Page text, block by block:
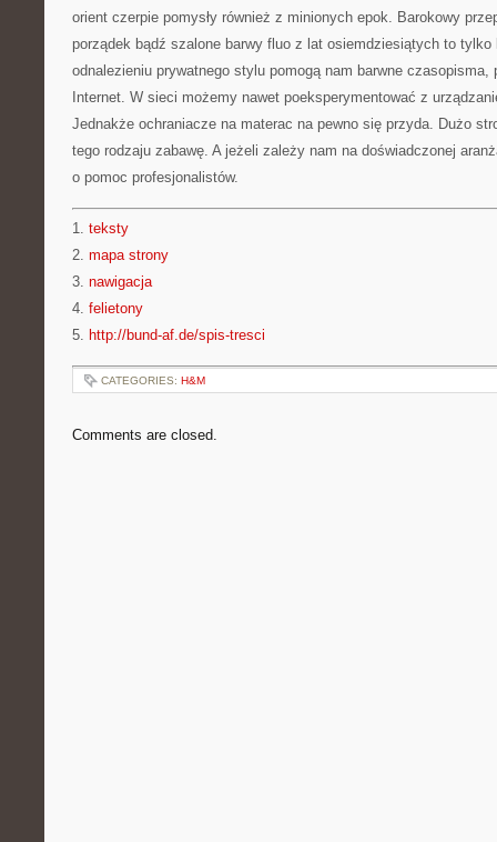
orient czerpie pomysły również z minionych epok. Barokowy
porządek bądź szalone barwy fluo z lat osiemdziesiątych to tylko
odnalezieniu prywatnego stylu pomogą nam barwne czasopisma,
Internet. W sieci możemy nawet poeksperymentować z
Jednakże ochraniacze na materac na pewno się przyda. Dużo
tego rodzaju zabawę. A jeżeli zależy nam na doświadczonej
o pomoc profesjonalistów.
1. teksty
2. mapa strony
3. nawigacja
4. felietony
5. http://bund-af.de/spis-tresci
CATEGORIES: H&M
Comments are closed.